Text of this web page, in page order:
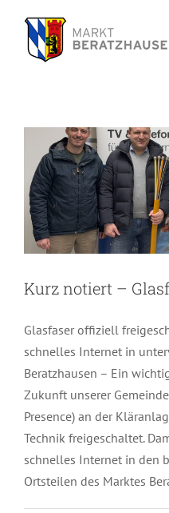
springen
Kurz notiert –
Glasfaser offiziell
schnelles Internet in
Beratzhausen – Ein
Zukunft unserer
Presence) an der
Technik freigeschaltet.
schnelles Internet in den
Ortsteilen des Marktes